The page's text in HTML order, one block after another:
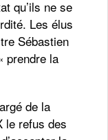
qu’ils ne se
Les élus
Sébastien
prendre la
de la
le refus des